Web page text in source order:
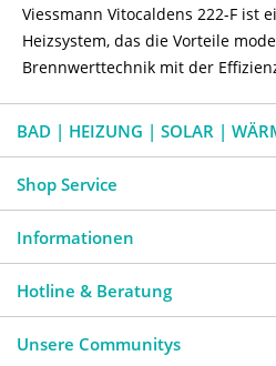
Viessmann Vitocaldens 222-F ist
Heizsystem, das die Vorteile
Brennwerttechnik mit der
BAD | HEIZUNG | SOLAR |
Shop Service
Informationen
Hotline & Beratung
Unsere Communitys